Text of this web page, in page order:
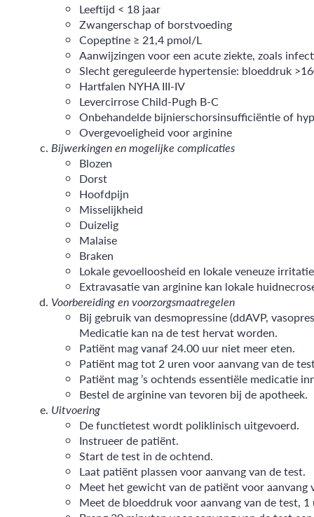
Leeftijd < 18 jaar
Zwangerschap of borstvoeding
Copeptine ≥ 21,4 pmol/L
Aanwijzingen voor een acute ziekte, zoals
Slecht gereguleerde hypertensie: bloeddruk
Hartfalen NYHA III-IV
Levercirrose Child-Pugh B-C
Onbehandelde bijnierschorsinsufficiëntie of
Overgevoeligheid voor arginine
Bijwerkingen en mogelijke complicaties
Blozen
Dorst
Hoofdpijn
Misselijkheid
Duizelig
Malaise
Braken
Lokale gevoelloosheid en lokale veneuze irritatie
Extravasatie van arginine kan lokale
Voorbereiding en voorzorgsmaatregelen
Bij gebruik van desmopressine (ddAVP,
Medicatie kan na de test hervat worden.
Patiënt mag vanaf 24.00 uur niet meer eten.
Patiënt mag tot 2 uren voor aanvang van de
Patiënt mag ’s ochtends essentiële medicatie
Bestel de arginine van tevoren bij de apotheek.
Uitvoering
De functietest wordt poliklinisch uitgevoerd.
Instrueer de patiënt.
Start de test in de ochtend.
Laat patiënt plassen voor aanvang van de test.
Meet het gewicht van de patiënt voor aanvang
Meet de bloeddruk voor aanvang van de test,